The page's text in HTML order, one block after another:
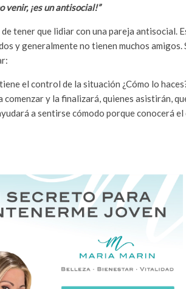
venir, ¡es un antisocial!”
tener que lidiar con una pareja antisocial.
y generalmente no tienen muchos amigos.
el control de la situación ¿Cómo lo
y la finalizará, quienes asistirán,
a sentirse cómodo porque conocerá